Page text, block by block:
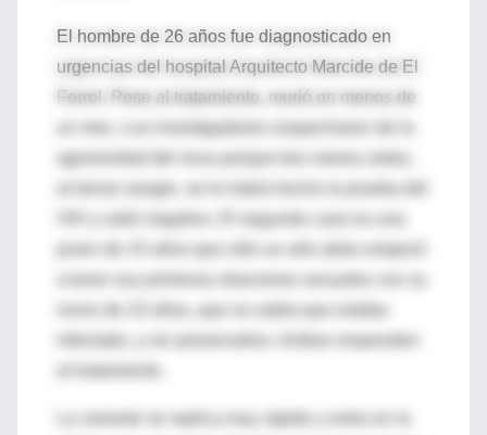
El hombre de 26 años fue diagnosticado en
urgencias del hospital Arquitecto Marcide de El
Ferrol. Pese al tratamiento, murió en menos de
un mes. Los investigadores sospecharon de la
agresividad del virus porque tres meses antes,
al donar sangre, se le había hecho la prueba del
VIH y salió negativo. El segundo caso es una
joven de 15 años que sólo un año atrás empezó